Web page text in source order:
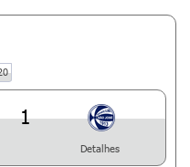
1
Detalhes